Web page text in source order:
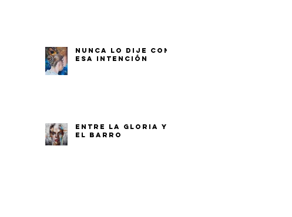
NUNCA LO DIJE CON
ESA INTENCIÓN
ENTRE LA GLORIA Y
EL BARRO